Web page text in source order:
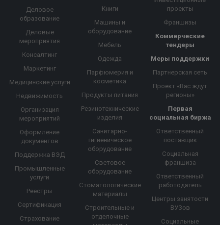
Деловое
образование
Деловые
мероприятия
Консалтинг
Маркетинг
Медицинские услуги
Недвижимость
Организация
мероприятий
Оформление
документов
Поддержка ВЭД
Промышленные
услуги
Реестры
Сертификация
Страхование
Книги
Машины и
оборудование
Мебель
Одежда
Парфюмерия и
косметика
Продукты питания
Резинотехнические
изделия
Санитарно-
гигиеническое
оборудование
Световое
оборудование
Стоматологические
материалы
Строительные и
отделочные
проекты
Франшизы
Коммерческие
тендеры
Меры поддержки
Партнерская сеть
Проект «Вас ждут
регионы»
Первая
социальная биржа
Ответственный
поставщик
Социальная
франшиза
Ответственный
работодатель
Центры занятости
ВУЗов
Социальные